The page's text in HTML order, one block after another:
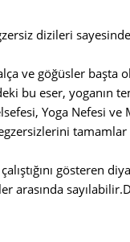
dizileri
ve göğüsler
bu eser, yoganın
Yoga Nefesi
gösteren
arasında